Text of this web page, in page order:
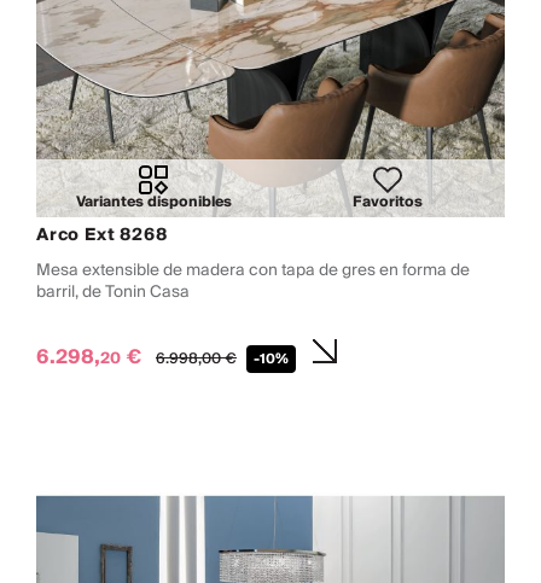
Variantes disponibles Favoritos
Arco Ext 8268
Mesa extensible de madera con tapa de gres en forma de
barril, de Tonin Casa
6.298,20 € 6.998,00€ -10%